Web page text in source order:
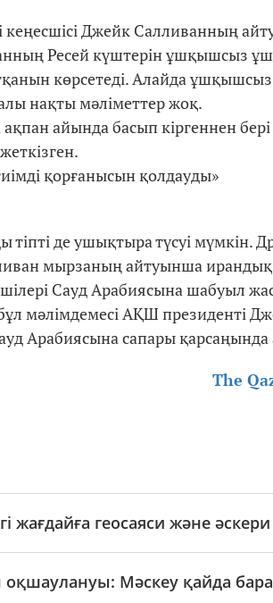
кеңесшісі Джейк Салливанның
Ресей күштерін ұшқышсыз
көрсетеді. Алайда ұшқышсыз
нақты мәліметтер жоқ.
айында басып кіргеннен бері
қорғанысын қолдауды»
де ушықтыра түсуі мүмкін.
мырзаның айтуынша ирандық
Сауд Арабиясына шабуыл
мәлімдемесі АҚШ президенті
Арабиясына сапары
The
геосаяси және
Мәскеу қайда